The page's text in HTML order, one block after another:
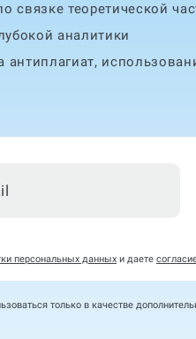
теоретической
аналитики
персональных данных и даете
только в качестве